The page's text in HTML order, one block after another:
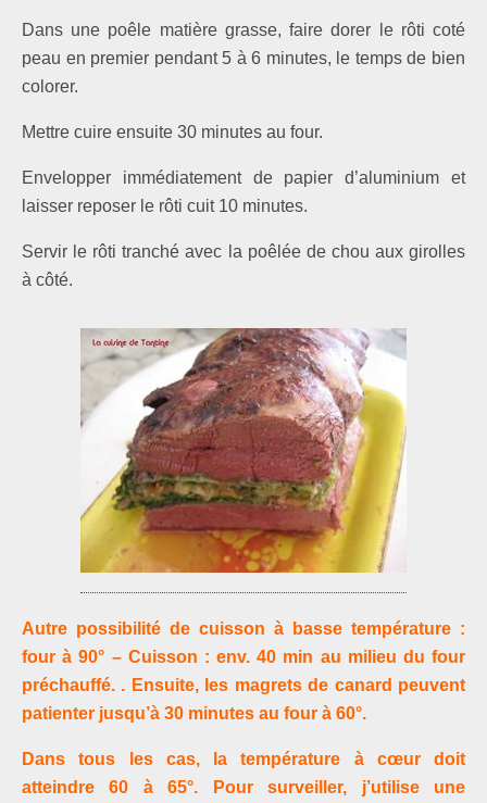
Dans une poêle matière grasse, faire dorer le rôti coté
peau en premier pendant 5 à 6 minutes, le temps de bien
colorer.
Mettre cuire ensuite 30 minutes au four.
Envelopper immédiatement de papier d’aluminium et
laisser reposer le rôti cuit 10 minutes.
Servir le rôti tran­ché avec la poêlée de chou aux girolles
à côté.
Autre possibilité de cuisson à basse température :
four à 90° – Cuisson : env. 40 min au milieu du four
préchauffé. . Ensuite, les magrets de canard peuvent
patienter jusqu’à 30 minutes au four à 60°.
Dans tous les cas, la température à cœur doit
atteindre 60 à 65°. Pour surveiller, j’utilise une